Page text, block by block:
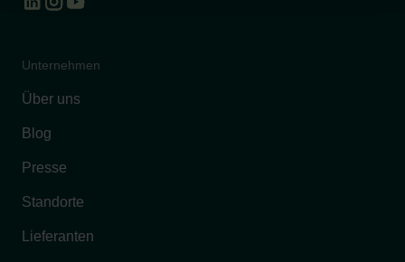
Unternehmen
Über uns
Blog
Presse
Standorte
Lieferanten